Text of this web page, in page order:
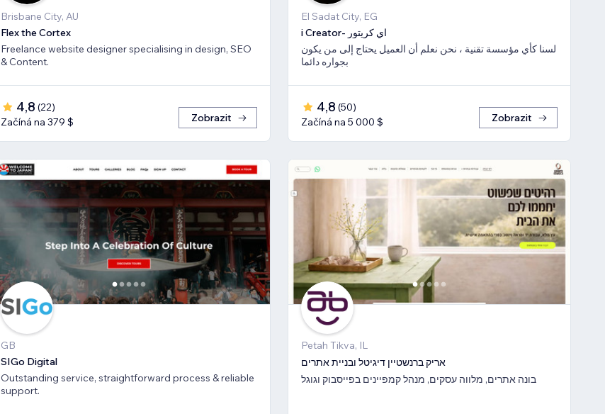
Brisbane City, AU
Flex the Cortex
Freelance website designer specialising in design, SEO
& Content.
4,8 (22)
Začíná na 379 $
Zobrazit
El Sadat City, EG
i Creator- اي كريتور
لسنا كأي مؤسسة تقنية ، نحن نعلم أن العميل يحتاج إلى من يكون
بجواره دائما
4,8 (50)
Začíná na 5 000 $
Zobrazit
GB
SIGo Digital
Outstanding service, straightforward process & reliable
support.
Petah Tikva, IL
אריק ברנשטיין דיגיטל ובניית אתרים
בונה אתרים, מלווה עסקים, מנהל קמפיינים בפייסבוק וגוגל